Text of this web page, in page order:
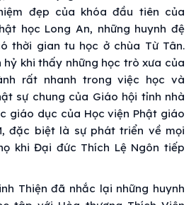
đẹp của khóa đầu tiên của
học Long An, những huynh đệ
thời gian tu học ở chùa Từ Tân.
khi thấy những học trò xưa của
rất nhanh trong việc học và
sự chung của Giáo hội tỉnh nhà
giáo dục của Học viện Phật giáo
đặc biệt là sự phát triển về mọi
khi Đại đức Thích Lệ Ngôn tiếp
Thiện đã nhắc lại những huynh